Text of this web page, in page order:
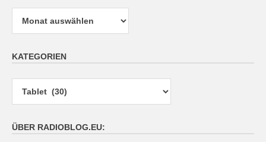
Archiv
KATEGORIEN
ÜBER RADIOBLOG.EU: